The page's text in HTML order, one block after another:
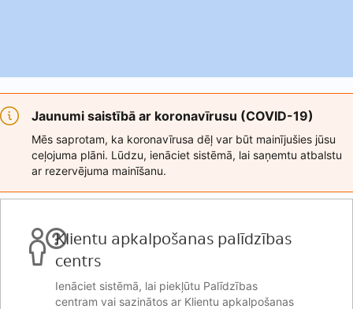
Jaunumi saistībā ar koronavīrusu (COVID-19)
Mēs saprotam, ka koronavīrusa dēļ var būt mainījušies jūsu
ceļojuma plāni. Lūdzu, ienāciet sistēmā, lai saņemtu atbalstu
ar rezervējuma mainīšanu.
Klientu apkalpošanas palīdzības
centrs
Ienāciet sistēmā, lai piekļūtu Palīdzības
centram vai sazinātos ar Klientu apkalpošanas